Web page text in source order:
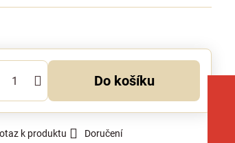
Do košíku
k produktu Doručení